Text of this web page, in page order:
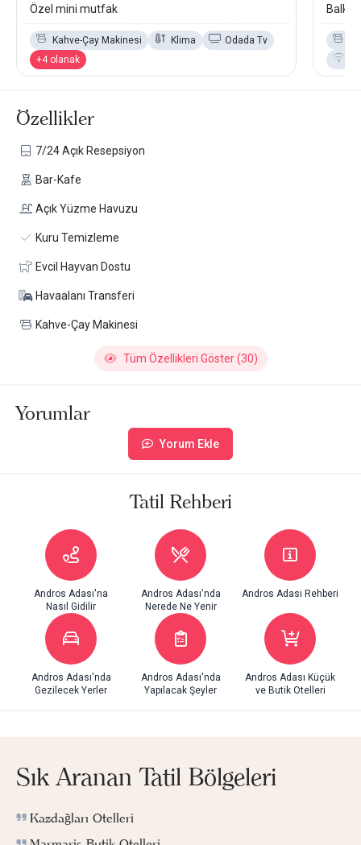
Özel mini mutfak
Kahve-Çay Makinesi Klima
Odada Tv
+4 olanak
Özellikler
7/24 Açık Resepsiyon
Bar-Kafe
Açık Yüzme Havuzu
Kuru Temizleme
Evcil Hayvan Dostu
Havaalanı Transferi
Kahve-Çay Makinesi
Tüm Özellikleri Göster (30)
Yorumlar
Yorum Ekle
Tatil Rehberi
Andros Adası'na
Nasıl Gidilir
Andros Adası'nda
Nerede Ne Yenir
Andros Adası Rehberi
Andros Adası'nda
Gezilecek Yerler
Andros Adası'nda
Yapılacak Şeyler
Andros Adası Küçük
ve Butik Otelleri
Sık Aranan Tatil Bölgeleri
Kazdağları Otelleri